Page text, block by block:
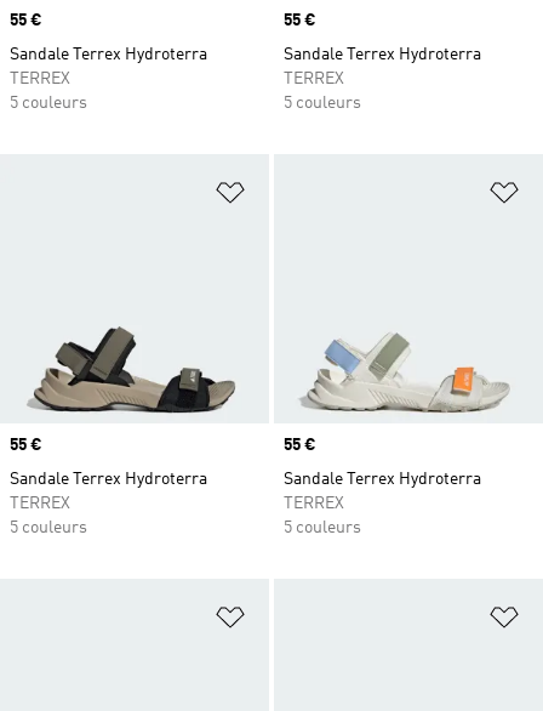
Prix
55 €
Sandale Terrex Hydroterra
TERREX
5 couleurs
Prix
55 €
Sandale Terrex Hydroterra
TERREX
5 couleurs
Ajouter à la Liste de produits
Prix
55 €
Sandale Terrex Hydroterra
TERREX
5 couleurs
Prix
55 €
Sandale Terrex Hydroterra
TERREX
5 couleurs
Ajouter à la Liste de produits